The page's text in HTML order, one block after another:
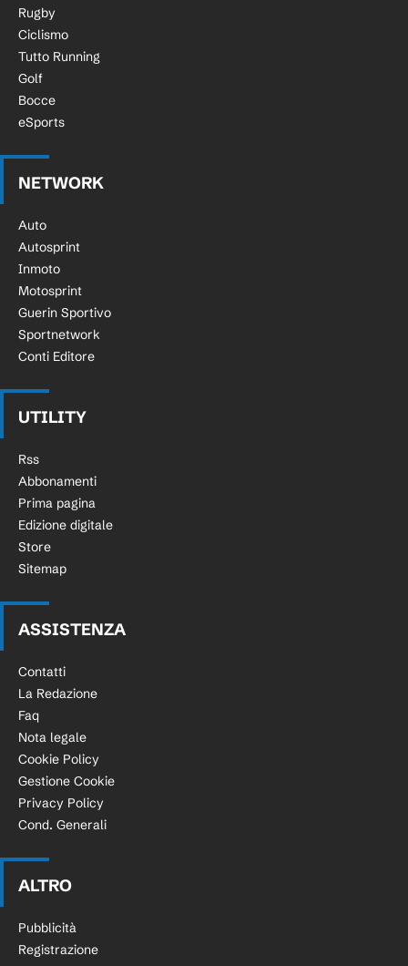
Rugby
Ciclismo
Tutto Running
Golf
Bocce
eSports
NETWORK
Auto
Autosprint
Inmoto
Motosprint
Guerin Sportivo
Sportnetwork
Conti Editore
UTILITY
Rss
Abbonamenti
Prima pagina
Edizione digitale
Store
Sitemap
ASSISTENZA
Contatti
La Redazione
Faq
Nota legale
Cookie Policy
Gestione Cookie
Privacy Policy
Cond. Generali
ALTRO
Pubblicità
Registrazione